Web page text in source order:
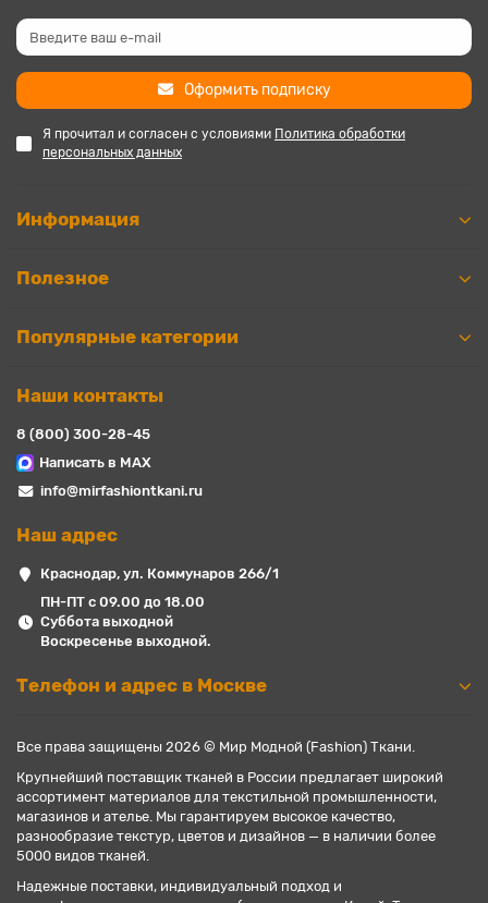
Оформить подписку
Я прочитал и согласен с условиями Политика обработки
персональных данных
Информация
Полезное
Популярные категории
Наши контакты
8 (800) 300-28-45
Написать в MAX
info@mirfashiontkani.ru
Наш адрес
Краснодар, ул. Коммунаров 266/1
ПН-ПТ с 09.00 до 18.00
Суббота выходной
Воскресенье выходной.
Телефон и адрес в Москве
Все права защищены 2026 © Мир Модной (Fashion) Ткани.
Крупнейший поставщик тканей в России предлагает широкий
ассортимент материалов для текстильной промышленности,
магазинов и ателье. Мы гарантируем высокое качество,
разнообразие текстур, цветов и дизайнов — в наличии более
5000 видов тканей.
Надежные поставки, индивидуальный подход и